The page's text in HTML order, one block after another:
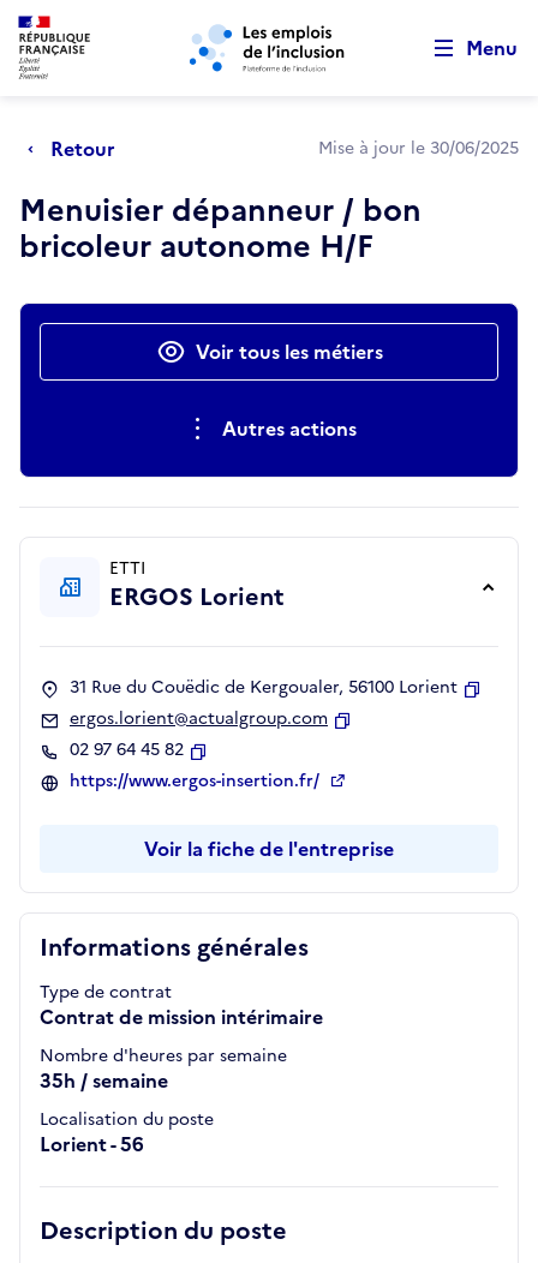
Aller au menu principal Aller au contenu principal
Menu
Retour Mise à jour le 30/06/2025
Menuisier dépanneur / bon
bricoleur autonome H/F
Actions rapidesVoir tous les métiers
Autres actions
Informations générales
Type de contrat
Contrat de mission intérimaire
Nombre d'heures par semaine
35h / semaine
Localisation du poste
Lorient - 56
Description du poste
ETTI
ERGOS Lorient
31 Rue du Couëdic de Kergoualer, 56100 Lorient
ergos.lorient@actualgroup.com
02 97 64 45 82
Copier
https://www.ergos-insertion.fr/
Voir la fiche de l'entreprise
Retour au début de la page
Panneau de gestion des cookies